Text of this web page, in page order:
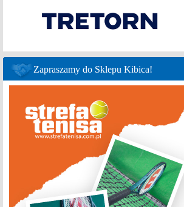
Zapraszamy do Sklepu Kibica!